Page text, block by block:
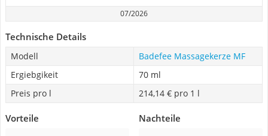
07/2026
Technische Details
Modell
Badefee Massagekerze MF
Ergiebgikeit
70 ml
Preis pro l
214,14 € pro 1 l
Vorteile Nachteile